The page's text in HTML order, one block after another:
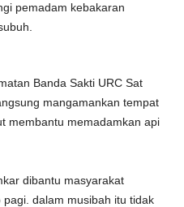
pemadam kebakaran
Banda Sakti URC Sat
mangamankan tempat
membantu memadamkan api
dibantu masyarakat
dalam musibah itu tidak